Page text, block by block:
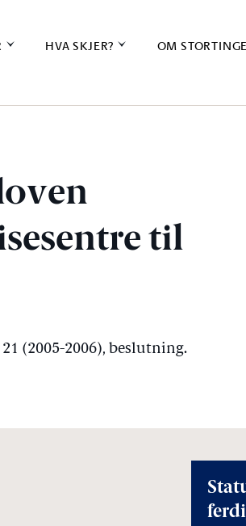
HVA SKJER? OM
til
(2005-2006), beslutning.